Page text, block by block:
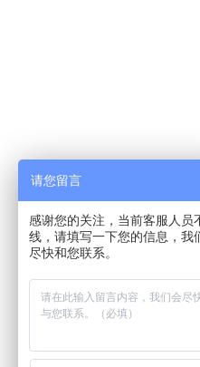
请您留言
感谢您的关注，当前客服人员
线，请填写一下您的信息，我
尽快和您联系。